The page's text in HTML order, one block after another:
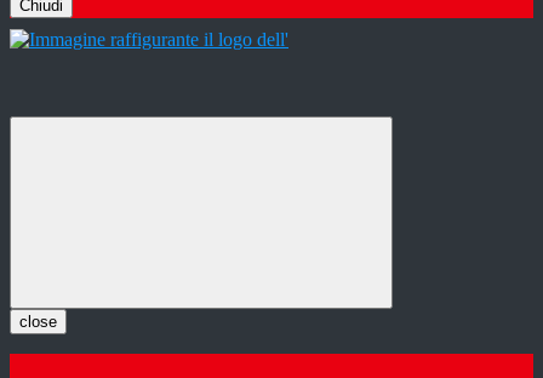
Chiudi
close